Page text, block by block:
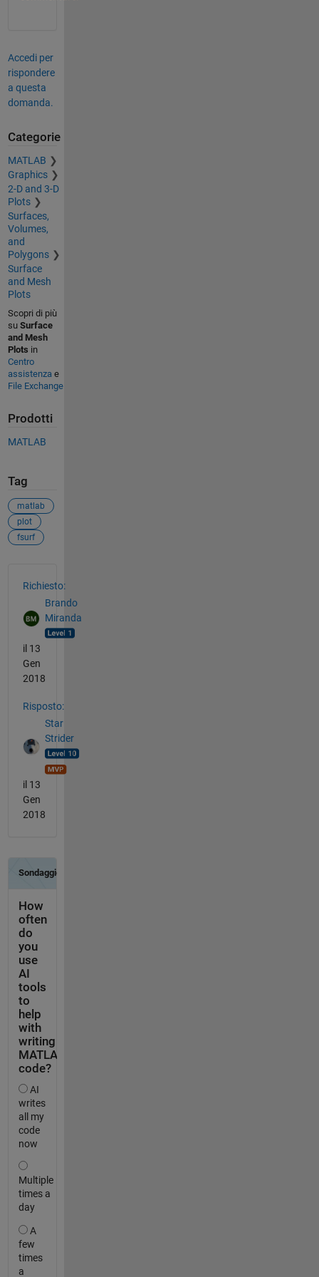
Accedi per
rispondere
a questa
domanda.
Categorie
MATLAB
Graphics
2-D and 3-D
Plots
Surfaces,
Volumes,
and
Polygons
Surface
and Mesh
Plots
Scopri di più
su Surface
and Mesh
Plots in
Centro
assistenza e
File Exchange
Prodotti
MATLAB
Tag
matlab
plot
fsurf
Richiesto:
Brando
Miranda
il 13
Gen
2018
Risposto:
Star
Strider
il 13
Gen
2018